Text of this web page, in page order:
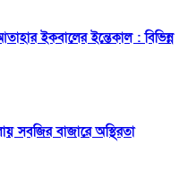
ইকবালের ইন্তেকাল : বিভিন্ন
সবজির বাজারে অস্থিরতা